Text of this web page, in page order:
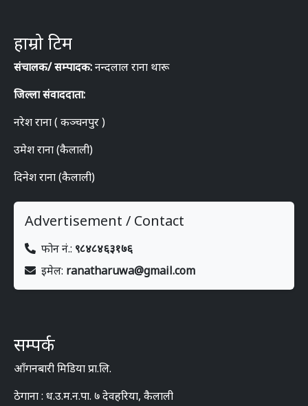
हाम्रो टिम
संचालक/ सम्पादक:नन्दलाल राना थारू
जिल्ला संवाददाता:
नरेश राना ( कञ्चनपुर )
उमेश राना (कैलाली)
दिनेश राना (कैलाली)
Advertisement / Contact
फोन नं.: ९८४८४६३१७६
इमेल: ranatharuwa@gmail.com
सम्पर्क
आँगनबारी मिडिया प्रा.लि.
ठेगाना : ध.उ.म.न.पा. ७ देवहरिया, कैलाली